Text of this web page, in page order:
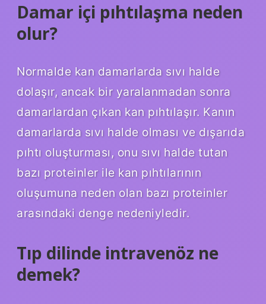
Damar içi pıhtılaşma neden
olur?
Normalde kan damarlarda sıvı halde
dolaşır, ancak bir yaralanmadan sonra
damarlardan çıkan kan pıhtılaşır. Kanın
damarlarda sıvı halde olması ve dışarıda
pıhtı oluşturması, onu sıvı halde tutan
bazı proteinler ile kan pıhtılarının
oluşumuna neden olan bazı proteinler
arasındaki denge nedeniyledir.
Tıp dilinde intravenöz ne
demek?